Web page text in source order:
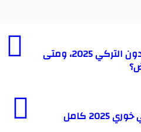
أين يعرض مسلسل المشردون التركي 2025، ومتى